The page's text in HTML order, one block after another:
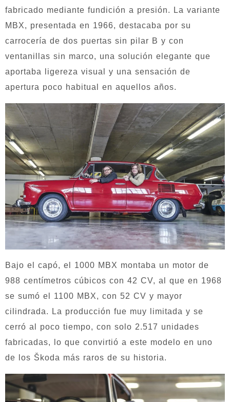
fabricado mediante fundición a presión. La variante
MBX, presentada en 1966, destacaba por su
carrocería de dos puertas sin pilar B y con
ventanillas sin marco, una solución elegante que
aportaba ligereza visual y una sensación de
apertura poco habitual en aquellos años.
Bajo el capó, el 1000 MBX montaba un motor de
988 centímetros cúbicos con 42 CV, al que en 1968
se sumó el 1100 MBX, con 52 CV y mayor
cilindrada. La producción fue muy limitada y se
cerró al poco tiempo, con solo 2.517 unidades
fabricadas, lo que convirtió a este modelo en uno
de los Škoda más raros de su historia.